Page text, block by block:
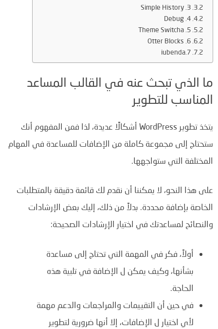
3. Simple History
4. Debug
5. Theme Switcha
6. Otter Blocks
7.iubenda
ما الذي تبحث عنه في القالب المساعد
المناسب للتطوير
يتخذ تطوير WordPress أشكالًا عديدة، لذا فمن المفهوم أنك
ستحتاج إلى مجموعة كاملة من الإضافات للمساعدة في المهام
المختلفة التي ستواجهها.
على هذا النحو، لا يمكننا أن نقدم لك قائمة دقيقة بالمتطلبات
الخاصة بإضافة محددة. بدلاً من ذلك، إليك بعض الإرشادات
والنصائح لمساعدتك في اختيار الإرشادات الصحيحة:
أولاً، فكر في المهمة التي تحتاج إلى مساعدة
بشأنها، وكيف يمكن ل الإضافة في تلبية هذه
الحاجة.
في حين أن التقييمات والمراجعات والدعم مهمة
لأي اختيار ل الإضافات، إلا أنها ضرورية لتطوير